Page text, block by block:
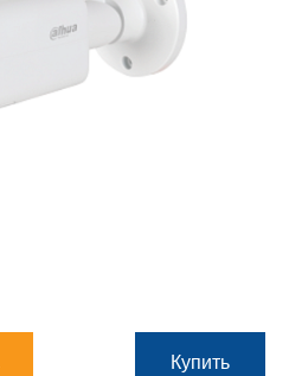
Купить